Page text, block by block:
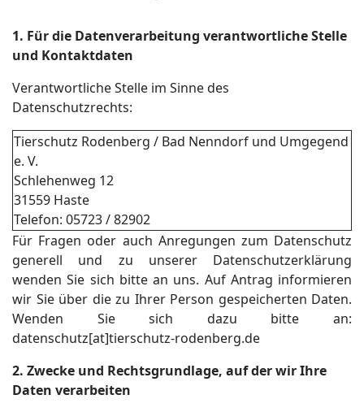
1. Für die Datenverarbeitung verantwortliche Stelle
und Kontaktdaten
Verantwortliche Stelle im Sinne des
Datenschutzrechts:
Tierschutz Rodenberg / Bad Nenndorf und Umgegend
e. V.
Schlehenweg 12
31559 Haste
Telefon: 05723 / 82902
Für Fragen oder auch Anregungen zum Datenschutz
generell und zu unserer Datenschutzerklärung
wenden Sie sich bitte an uns. Auf Antrag informieren
wir Sie über die zu Ihrer Person gespeicherten Daten.
Wenden Sie sich dazu bitte an:
datenschutz[at]tierschutz-rodenberg.de
2. Zwecke und Rechtsgrundlage, auf der wir Ihre
Daten verarbeiten